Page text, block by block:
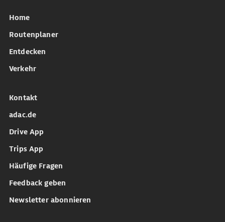
Home
Routenplaner
Entdecken
Verkehr
Kontakt
adac.de
Drive App
Trips App
Häufige Fragen
Feedback geben
Newsletter abonnieren